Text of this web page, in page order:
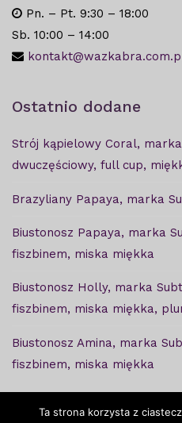
Pn. – Pt. 9:30 – 18:00
Sb. 10:00 – 14:00
Ostatnio dodane
Strój kąpielowy Coral,
dwuczęściowy, full cup,
Brazyliany Papaya, marka
Biustonosz Papaya, marka
fiszbinem, miska miękka
Biustonosz Holly, marka
fiszbinem, miska miękka,
Biustonosz Amina, marka
fiszbinem, miska miękka
Ta strona korzysta z